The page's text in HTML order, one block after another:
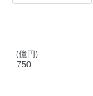
(億円)
750